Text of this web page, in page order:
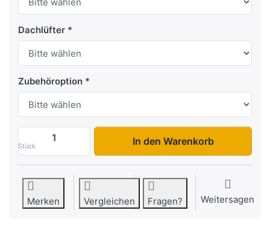
Dachlüfter
Zubehöroption
Stück
Maxi 3 zu 17.900,00 €, Menge 1.
In den Warenkorb
Merken Vergleichen Fragen? Weitersagen